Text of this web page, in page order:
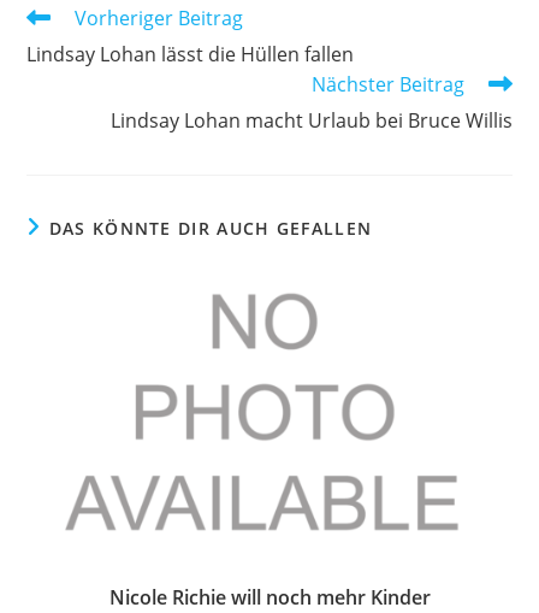
Weitere
ansehen
Vorheriger Beitrag
Lindsay Lohan lässt die Hüllen fallen
Nächster Beitrag
Lindsay Lohan macht Urlaub bei Bruce Willis
DAS KÖNNTE DIR AUCH GEFALLEN
Nicole Richie will noch mehr Kinder